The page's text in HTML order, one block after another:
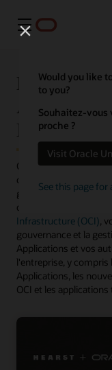
Menu
Would you like
to you?
Souhaitez-vous
proche ?
Visit Oracle
See this page
Pourquoi
Oracle fournit une
cloud sur une plate-
gérer tous les
que
Infrastructure (OCI),
gouvernance et la
Applications et vos
l'entreprise, y compris
Applications, les
OCI et les